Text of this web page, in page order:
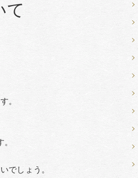
て
。
でしょう。